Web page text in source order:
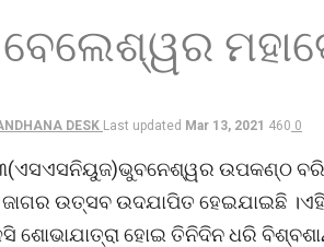
ବେଲେଶ୍ୱର
DESK Last updated Mar 13, 2021 460 0
ଉପକଣ୍ଠ
ଉତ୍ସବ ଉଦଯାପିତ ହେଇଯାଇଛି
ଶୋଭାଯାତ୍ରା ହୋଇ ତିନିଦିନ ଧରି